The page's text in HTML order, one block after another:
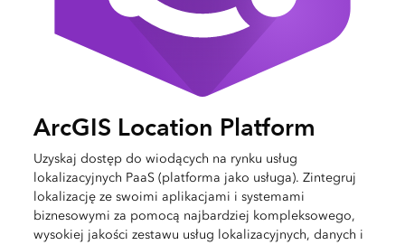
ArcGIS Location Platform
Uzyskaj dostęp do wiodących na rynku usług
lokalizacyjnych PaaS (platforma jako usługa). Zintegruj
lokalizację ze swoimi aplikacjami i systemami
biznesowymi za pomocą najbardziej kompleksowego,
wysokiej jakości zestawu usług lokalizacyjnych, danych i